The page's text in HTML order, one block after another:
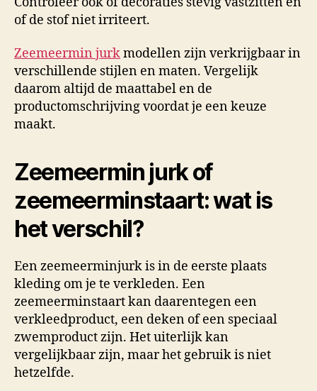
of de stof niet irriteert.
Zeemeermin jurkmodellen zijn verkrijgbaar in
verschillende stijlen en maten. Vergelijk
daarom altijd de maattabel en de
productomschrijving voordat je een keuze
maakt.
Zeemeermin jurk of
zeemeerminstaart: wat is
het verschil?
Een zeemeerminjurk is in de eerste plaats
kleding om je te verkleden. Een
zeemeerminstaart kan daarentegen een
verkleedproduct, een deken of een speciaal
zwemproduct zijn. Het uiterlijk kan
vergelijkbaar zijn, maar het gebruik is niet
hetzelfde.